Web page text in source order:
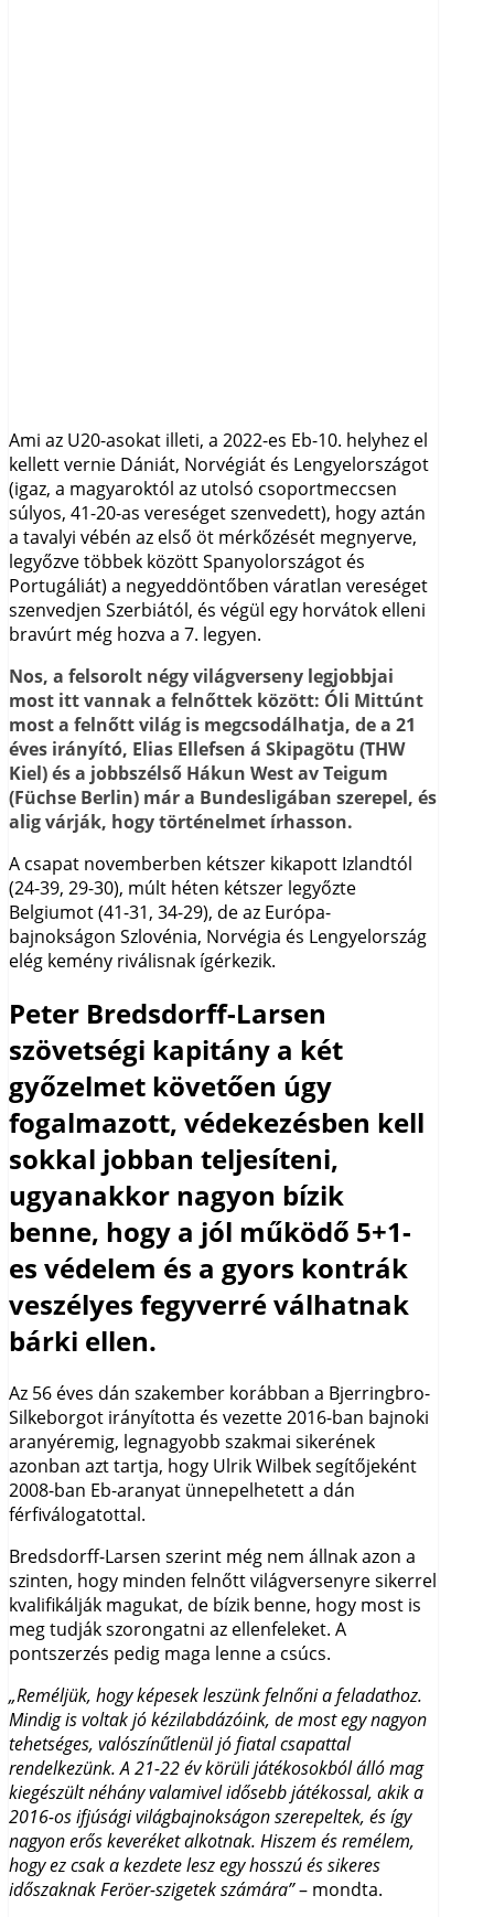
Ami az U20-asokat illeti, a 2022-es Eb-10. helyhez el
kellett vernie Dániát, Norvégiát és Lengyelországot
(igaz, a magyaroktól az utolsó csoportmeccsen
súlyos, 41-20-as vereséget szenvedett), hogy aztán
a tavalyi vébén az első öt mérkőzését megnyerve,
legyőzve többek között Spanyolországot és
Portugáliát) a negyeddöntőben váratlan vereséget
szenvedjen Szerbiától, és végül egy horvátok elleni
bravúrt még hozva a 7. legyen.
Nos, a felsorolt négy világverseny legjobbjai
most itt vannak a felnőttek között: Óli Mittúnt
most a felnőtt világ is megcsodálhatja, de a 21
éves irányító, Elias Ellefsen á Skipagötu (THW
Kiel) és a jobbszélső Hákun West av Teigum
(Füchse Berlin) már a Bundesligában szerepel, és
alig várják, hogy történelmet írhasson.
A csapat novemberben kétszer kikapott Izlandtól
(24-39, 29-30), múlt héten kétszer legyőzte
Belgiumot (41-31, 34-29), de az Európa-
bajnokságon Szlovénia, Norvégia és Lengyelország
elég kemény riválisnak ígérkezik.
Peter Bredsdorff-Larsen
szövetségi kapitány a két
győzelmet követően úgy
fogalmazott, védekezésben kell
sokkal jobban teljesíteni,
ugyanakkor nagyon bízik
benne, hogy a jól működő 5+1-
es védelem és a gyors kontrák
veszélyes fegyverré válhatnak
bárki ellen.
Az 56 éves dán szakember korábban a Bjerringbro-
Silkeborgot irányította és vezette 2016-ban bajnoki
aranyéremig, legnagyobb szakmai sikerének
azonban azt tartja, hogy Ulrik Wilbek segítőjeként
2008-ban Eb-aranyat ünnepelhetett a dán
férfiválogatottal.
Bredsdorff-Larsen szerint még nem állnak azon a
szinten, hogy minden felnőtt világversenyre sikerrel
kvalifikálják magukat, de bízik benne, hogy most is
meg tudják szorongatni az ellenfeleket. A
pontszerzés pedig maga lenne a csúcs.
„Reméljük, hogy képesek leszünk felnőni a feladathoz.
Mindig is voltak jó kézilabdázóink, de most egy nagyon
tehetséges, valószínűtlenül jó fiatal csapattal
rendelkezünk. A 21-22 év körüli játékosokból álló mag
kiegészült néhány valamivel idősebb játékossal, akik a
2016-os ifjúsági világbajnokságon szerepeltek, és így
nagyon erős keveréket alkotnak. Hiszem és remélem,
hogy ez csak a kezdete lesz egy hosszú és sikeres
időszaknak Feröer-szigetek számára”– mondta.